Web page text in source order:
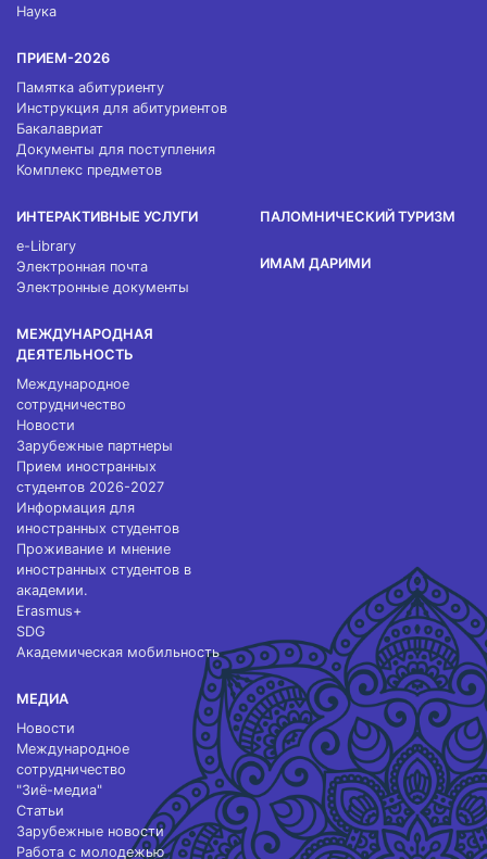
Наука
ПРИЕМ-2026
Памятка абитуриенту
Инструкция для абитуриентов
Бакалавриат
Документы для поступления
Комплекс предметов
ИНТЕРАКТИВНЫЕ УСЛУГИ
e-Library
Электронная почта
Электронные документы
МЕЖДУНАРОДНАЯ
ДЕЯТЕЛЬНОСТЬ
Международное
сотрудничество
Новости
Зарубежные партнеры
Прием иностранных
студентов 2026-2027
Информация для
иностранных студентов
Проживание и мнение
иностранных студентов в
академии.
Erasmus+
SDG
Академическая мобильность
МЕДИА
Новости
Международное
сотрудничество
"Зиё-медиа"
Статьи
Зарубежные новости
Работа с молодежью
ПАЛОМНИЧЕСКИЙ ТУРИЗМ
ИМАМ ДАРИМИ